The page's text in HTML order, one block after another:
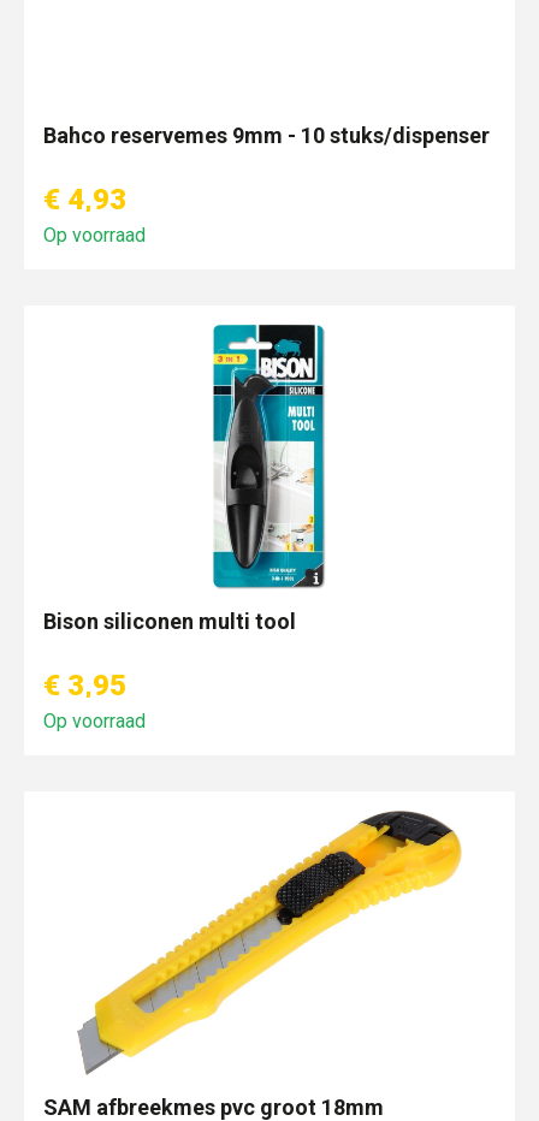
Bahco reservemes 9mm - 10 stuks/dispenser
€ 4,93
Op voorraad
Bison siliconen multi tool
€ 3,95
Op voorraad
SAM afbreekmes pvc groot 18mm